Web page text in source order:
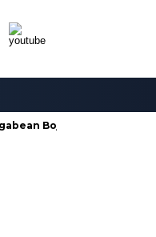
Boja Diduga Masih